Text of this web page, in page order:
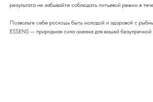
результата не забывайте соблюдать питьевой режим в
Позвольте себе роскошь быть молодой и здоровой с
ESSENS — природная сила океана для вашей безупречной